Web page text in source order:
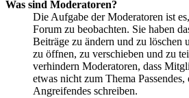
Was sind Moderatoren?
Die Aufgabe der Moderatoren ist
Forum zu beobachten. Sie haben
Beiträge zu ändern und zu löschen
zu öffnen, zu verschieben und zu
verhindern Moderatoren, dass
etwas nicht zum Thema
Angreifendes schreiben.